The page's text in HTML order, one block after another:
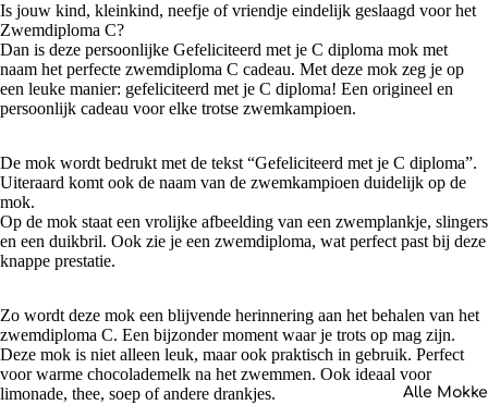
Alle
Is jouw kind, kleinkind, neefje of vriendje eindelijk geslaagd voor het
Zwemdiploma C?
Dan is deze persoonlijke Gefeliciteerd met je C diploma mok met
naam het perfecte zwemdiploma C cadeau. Met deze mok zeg je op
een leuke manier: gefeliciteerd met je C diploma! Een origineel en
persoonlijk cadeau voor elke trotse zwemkampioen.
De mok wordt bedrukt met de tekst “Gefeliciteerd met je C diploma”.
Uiteraard komt ook de naam van de zwemkampioen duidelijk op de
mok.
Op de mok staat een vrolijke afbeelding van een zwemplankje, slingers
en een duikbril. Ook zie je een zwemdiploma, wat perfect past bij deze
knappe prestatie.
Zo wordt deze mok een blijvende herinnering aan het behalen van het
zwemdiploma C. Een bijzonder moment waar je trots op mag zijn.
Deze mok is niet alleen leuk, maar ook praktisch in gebruik. Perfect
voor warme chocolademelk na het zwemmen. Ook ideaal voor
limonade, thee, soep of andere drankjes.